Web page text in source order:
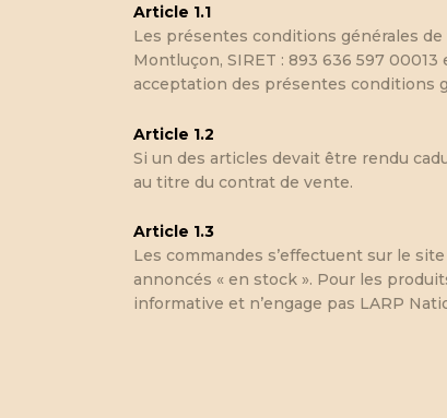
Article 1.1
Les présentes conditions générales
Montluçon, SIRET : 893 636 597
acceptation des présentes conditions
Article 1.2
Si un des articles devait être rendu
au titre du contrat de vente.
Article 1.3
Les commandes s’effectuent sur le site
annoncés « en stock ». Pour les
informative et n’engage pas LARP